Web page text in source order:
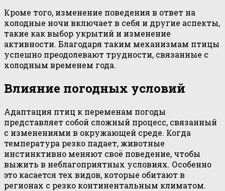
Кроме того, изменение поведения в ответ на
холодные ночи включает в себя и другие аспекты,
такие как выбор укрытий и изменение
активности. Благодаря таким механизмам птицы
успешно преодолевают трудности, связанные с
холодным временем года.
Влияние погодных условий
Адаптация птиц к переменам погоды
представляет собой сложный процесс, связанный
с изменениями в окружающей среде. Когда
температура резко падает, животные
инстинктивно меняют своё поведение, чтобы
выжить в неблагоприятных условиях. Особенно
это касается тех видов, которые обитают в
регионах с резко континентальным климатом.